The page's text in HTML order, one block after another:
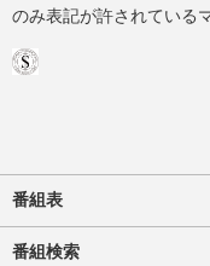
のみ表記が許されている
番組表
番組検索